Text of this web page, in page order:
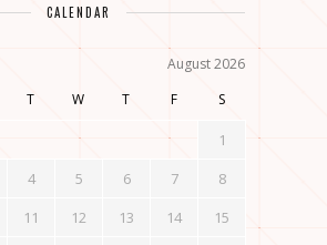
CALENDAR
August 2026
T W T F S
1
4 5 6 7
8
11 12 13 14
15